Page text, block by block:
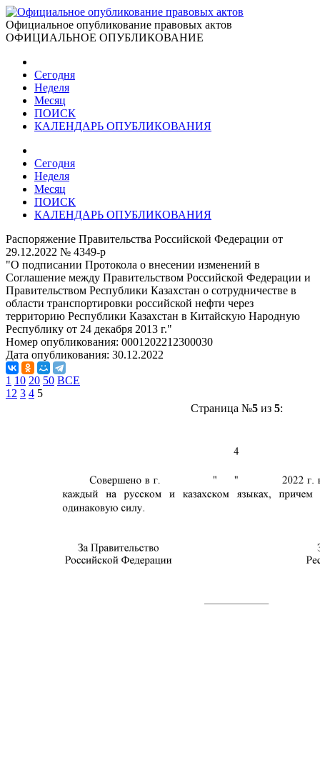
Официальное опубликование правовых актов
ОФИЦИАЛЬНОЕ ОПУБЛИКОВАНИЕ
Сегодня
Неделя
Месяц
ПОИСК
КАЛЕНДАРЬ ОПУБЛИКОВАНИЯ
Сегодня
Неделя
Месяц
ПОИСК
КАЛЕНДАРЬ ОПУБЛИКОВАНИЯ
Распоряжение Правительства Российской Федерации от
29.12.2022 № 4349-р
"О подписании Протокола о внесении изменений в
Соглашение между Правительством Российской Федерации и
Правительством Республики Казахстан о сотрудничестве в
области транспортировки российской нефти через
территорию Республики Казахстан в Китайскую Народную
Республику от 24 декабря 2013 г."
Номер опубликования: 0001202212300030
Дата опубликования: 30.12.2022
1 10 20 50 ВСЕ
1 2 3 4 5
Страница №5из 5: